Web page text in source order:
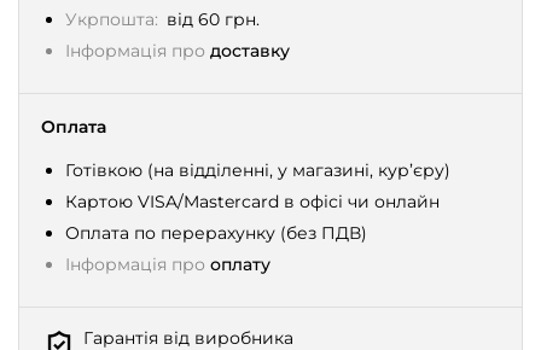
Укрпошта: від 60 грн.
Інформація про доставку
Оплата
Готівкою (на відділенні, у магазині, кур’єру)
Картою VISA/Mastercard в офісі чи онлайн
Оплата по перерахунку (без ПДВ)
Інформація про оплату
Гарантія від виробника